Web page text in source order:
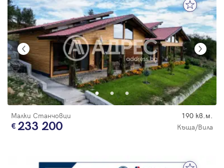
Малки Станчовци 190 кв.м.
233 200 Къща/Вила